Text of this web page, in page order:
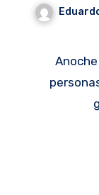
Anoche calcularon que más de 2.000